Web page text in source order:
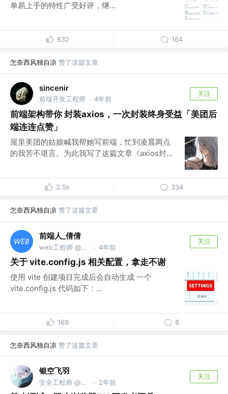
单易上手的特性广受好评，继...
632 164
怎奈西风独自凉 赞了这篇文章
sincenir
前端开发工程师 · 4年前
关注
前端架构带你 封装axios，一次封装终身受益「美团后
端连连点赞」
屋里美团的姑娘喊我帮她写前端，忙到凌晨两点
的我苦不堪言。为此我写了这篇文章《axios封...
2.5k 334
怎奈西风独自凉 赞了这篇文章
前端人_倩倩
web工程师 @保密哦 · 4年前
关注
关于 vite.config.js 相关配置，拿走不谢
使用 vite 创建项目完成后会自动生成 一个
vite.config.js 代码如下：...
169 8
怎奈西风独自凉 赞了这篇文章
银空飞羽
安全工程师 @VXGZH：飞羽技术工坊 · 2年前
关注